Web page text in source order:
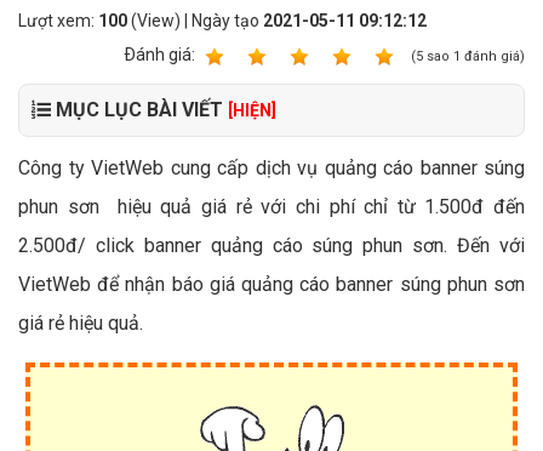
Lượt xem: 100(View) | Ngày tạo 2021-05-11 09:12:12
Ðánh giá:
(5 sao 1 đánh giá)
MỤC LỤC BÀI VIẾT [HIỆN]
Công ty VietWeb cung cấp dịch vụ quảng cáo banner súng
phun sơn hiệu quả giá rẻ với chi phí chỉ từ 1.500đ đến
2.500đ/ click banner quảng cáo súng phun sơn. Đến với
VietWeb để nhận báo giá quảng cáo banner súng phun sơn
giá rẻ hiệu quả.